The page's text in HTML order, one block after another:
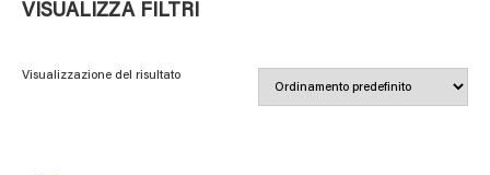
VISUALIZZA FILTRI
Visualizzazione del risultato